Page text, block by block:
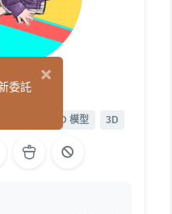
(0)
L2D 模型 3D
×
委託